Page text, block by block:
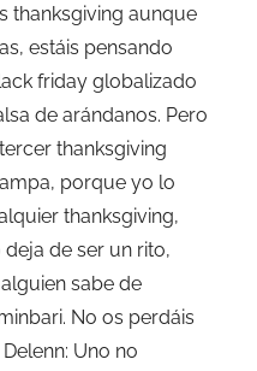
thanksgiving aunque
estáis pensando
friday globalizado
de arándanos. Pero
thanksgiving
porque yo lo
thanksgiving,
de ser un rito,
sabe de
No os perdáis
Uno no